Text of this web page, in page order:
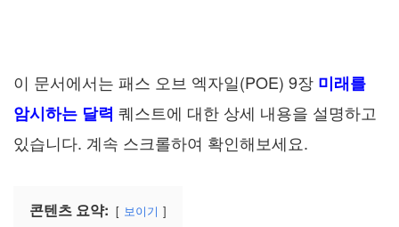
이 문서에서는 패스 오브 엑자일(POE) 9장 미래를
암시하는 달력 퀘스트에 대한 상세 내용을 설명하고
있습니다. 계속 스크롤하여 확인해보세요.
콘텐츠 요약: 보이기